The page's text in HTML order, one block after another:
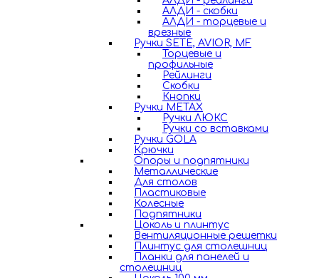
АЛДИ - скобки
АЛДИ - торцевые и
врезные
Ручки SETE, AVIOR, MF
Торцевые и
профильные
Рейлинги
Скобки
Кнопки
Ручки METAX
Ручки ЛЮКС
Ручки со вставками
Ручки GOLA
Крючки
Опоры и подпятники
Металлические
Для столов
Пластиковые
Колесные
Подпятники
Цоколь и плинтус
Вентиляционные решетки
Плинтус для столешниц
Планки для панелей и
столешниц